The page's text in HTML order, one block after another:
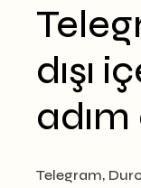
dışı
Telegram,